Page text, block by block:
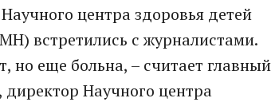
центра здоровья детей
встретились с журналистами.
но еще больна, – считает главный
Научного центра